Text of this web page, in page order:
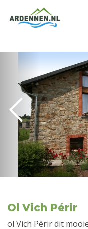
Ol Vich Périr
ol Vich Périr dit